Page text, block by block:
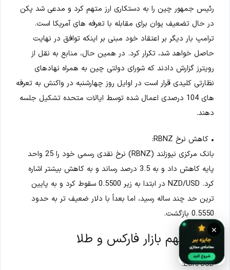
رئیس جمهور چین را به دستکاری ارز متهم کرد و مدعی شد پکن
در حال تضعیف یوان برای مقابله با تعرفه های آمریکا است.
ترامپ بار دیگر بر اعتقاد خود مبنی بر اینکه توافق در نهایت
حاصل خواهد شد، تکرار کرد. در همین حال، منابع به نقل از
رویترز گزارش دادند که شورای دولتی چین به همراه نهادهای
نظارتی کلیدی قرار است در اوایل روز چهارشنبه در واکنش به تعرفه
های 104 درصدی اعمال شده توسط ایالات متحده تشکیل جلسه
دهند.
• کاهش نرخ RBNZ:
بانک مرکزی نیوزلند (RBNZ) نرخ نقدی رسمی خود را 25 واحد
پایه کاهش داد و به 3.5 درصد رساند و به کاهش بیشتر اشاره
کرد. NZD/USD در ابتدا به زیر 0.5500 سقوط کرد و به پایین
ترین حد چند ساله رسید، اما بعداً با دلار ضعیف تر به حدود
0.5550 بازگشت.
نکات مهم بازار فارکس و طلا
EUR/USD:
×